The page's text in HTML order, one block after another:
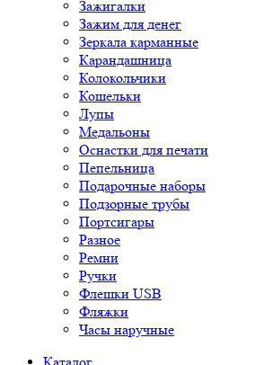
Зажигалки
Зажим для денег
Зеркала карманные
Карандашница
Колокольчики
Кошельки
Лупы
Медальоны
Оснастки для печати
Пепельница
Подарочные наборы
Подзорные трубы
Портсигары
Разное
Ремни
Ручки
Флешки USB
Фляжки
Часы наручные